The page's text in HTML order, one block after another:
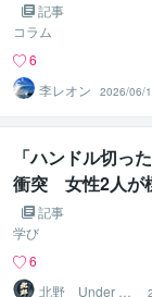
記事
コラム
6
李レオン
2026/06/
「ハンドル切っ
衝突 女性2人が
識不明の重体 も
川県警の警察官
川・横須賀市｜
見解
記事
学び
6
北野 Under Shi